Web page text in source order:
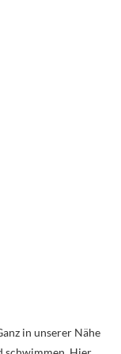
in unserer Nähe